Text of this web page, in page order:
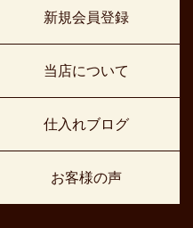
新規会員登録
当店について
仕入れブログ
お客様の声